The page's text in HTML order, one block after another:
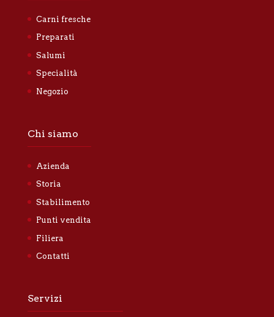
Carni fresche
Preparati
Salumi
Specialità
Negozio
Chi siamo
Azienda
Storia
Stabilimento
Punti vendita
Filiera
Contatti
Servizi